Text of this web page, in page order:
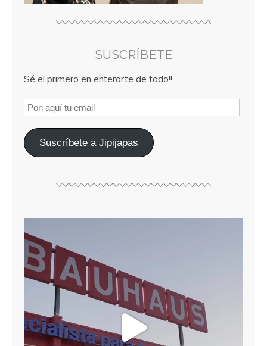
SUSCRÍBETE
Sé el primero en enterarte de todo!!
Suscríbete a Jipijapas